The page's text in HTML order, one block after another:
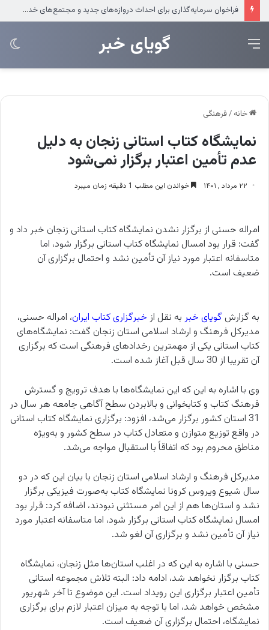
فراخوان سرمایه‌گذاری برای احداث دروازه‌های جدید و مجتمع‌های خدماتی منطقه آزاد چابهار
‌‌‌گویای خبر منو
خانه /فرهنگی
نمایشگاه کتاب استانی زنجان به دلیل
عدم تأمین اعتبار برگزار نمی‌شود
۲۲ مرداد , ۱۴۰۱ خواندن این مطلب 1 دقیقه زمان میبرد
امراله حسنی از برگزار نشدن نمایشگاه کتاب استانی زنجان خبر داد و
گفت: قرار بود امسال نمایشگاه کتاب استانی برگزار شود، اما
متاسفانه اعتبار مورد نیاز آن تأمین نشد و احتمال برگزاری آن
ضعیف است.
به گزارش گویای خبر به نقل از خبرگزاری کتاب ایران، امراله حسنی،
مدیرکل فرهنگ و ارشاد اسلامی استان زنجان گفت: نمایشگاه‌های
کتاب استانی یکی از مهمترین رخدادهای فرهنگی است که برگزاری
آن تقریبا از 30 سال قبل آغاز شده است.
وی با اشاره به این که این نمایشگاه‌ها با هدف ترویج و گسترش
فرهنگ کتاب و کتابخوانی و بالابردن سطح آگاهی جامعه هر سال در
31 استان کشور برگزار می‌شد، افزود: برگزاری نمایشگاه کتاب استانی
در واقع توزیع متوازن و متعادل کتاب در سطح کشور و به‌ویژه
مناطق محروم بود که اتفاقاً با استقبال مواجه می‌شد.
مدیرکل فرهنگ و ارشاد اسلامی استان زنجان با بیان این که در دو
سال شیوع ویروس کرونا نمایشگاه کتاب به‌صورت فیزیکی برگزار
نشد و استان‌ها هم از این امر مستثنی نبودند، اضافه کرد: قرار بود
امسال نمایشگاه کتاب استانی برگزار شود، اما متاسفانه اعتبار مورد
نیاز آن تأمین نشد و برگزاری آن لغو شد.
حسنی با اشاره به این که در اغلب استان‌ها مثل زنجان، نمایشگاه
کتاب برگزار نخواهد شد، ادامه داد: البته تلاش مجموعه استانی
تأمین اعتبار برگزاری این رویداد است. این موضوع تا آخر شهریور
مشخص خواهد شد، اما با توجه به میزان اعتبار لازم برای برگزاری
نمایشگاه، احتمال برگزاری آن ضعیف است.